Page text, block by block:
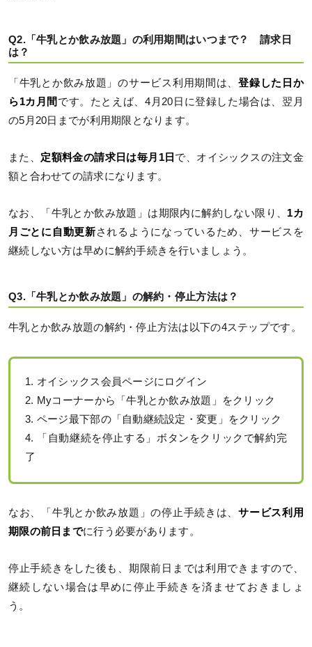
Q2.「牛乳とか飲み放題」の利用期間はいつまで？ 請求日
は？
「牛乳とか飲み放題」のサービス利用期間は、登録した日か
ら1カ月間 です。たとえば、4月20日に登録した場合は、翌月
の5月20日までが利用期限となります。
また、 定額料金の請求日は毎月1日 で、オイシックスの注文金
額と合わせての請求になります。
なお、「牛乳とか飲み放題」は期限内に解約しない限り、 1カ
月ごとに自動更新されるようになっているため、サービスを
継続しない方は早めに解約手続きを行いましょう。
Q3.「牛乳とか飲み放題」の解約・停止方法は？
牛乳とか飲み放題の解約・停止方法は以下の4ステップです。
1. オイシックス会員ページにログイン
2. Myコーナーから「牛乳とか飲み放題」をクリック
3. ページ最下部の「自動継続設定・変更」をクリック
4. 「自動継続を停止する」ボタンをクリックで解約完
了
なお、「牛乳とか飲み放題」の停止手続きは、サービス利用
期限の前日までに行う必要があります。
停止手続きをした後も、期限前日までは利用できますので、
継続しない場合は早めに停止手続きを済ませておきましょ
う。